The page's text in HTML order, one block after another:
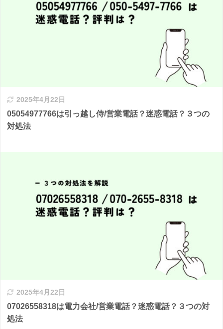
2025年4月22日
05054977766は引っ越し侍/営業電話？迷惑電話？３つの
対処法
2025年4月22日
07026558318は電力会社/営業電話？迷惑電話？３つの対
処法